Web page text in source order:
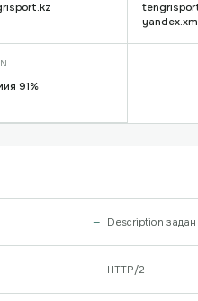
91%
Description задан
HTTP/2